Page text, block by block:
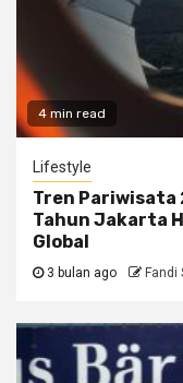
4 min read
Lifestyle
Tren Pariwisata
Tahun Jakarta
Global
3 bulan ago Fandi